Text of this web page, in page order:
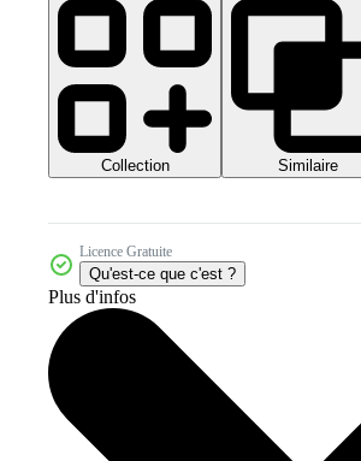
Collection Similaire
Licence Gratuite
Qu'est-ce que c'est ?
Plus d'infos